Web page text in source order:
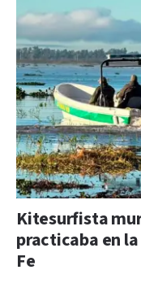
Kitesurfista
practicaba en
Fe